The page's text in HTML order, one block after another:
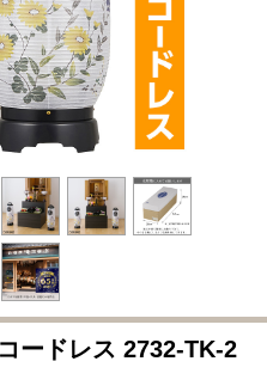
ードレス 2732-TK-2